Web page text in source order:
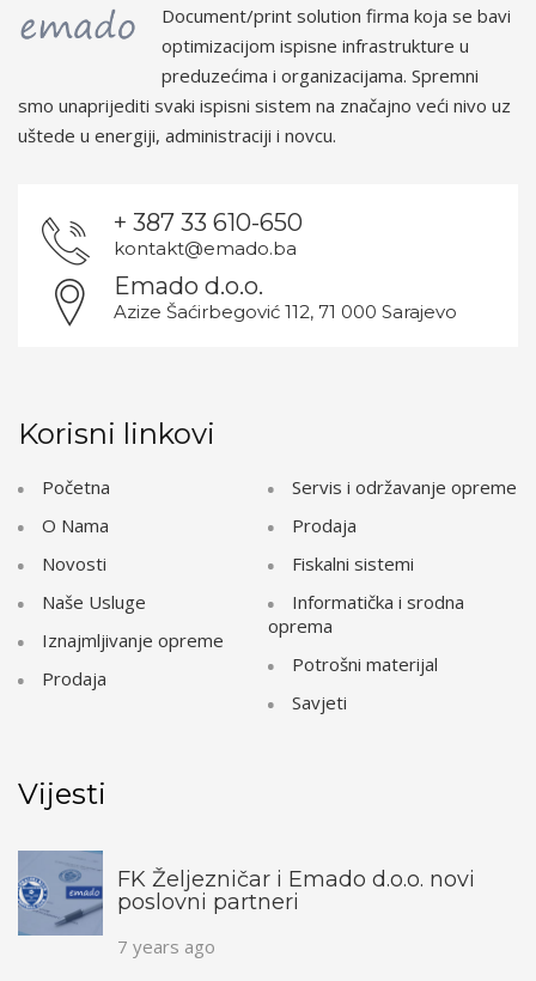
Document/print solution firma koja se bavi
optimizacijom ispisne infrastrukture u
preduzećima i organizacijama. Spremni
smo unaprijediti svaki ispisni sistem na značajno veći nivo uz
uštede u energiji, administraciji i novcu.
+ 387 33 610-650
kontakt@emado.ba
Emado d.o.o.
Azize Šaćirbegović 112, 71 000 Sarajevo
Korisni linkovi
Početna
O Nama
Novosti
Naše Usluge
Iznajmljivanje opreme
Prodaja
Servis i održavanje opreme
Prodaja
Fiskalni sistemi
Informatička i srodna
oprema
Potrošni materijal
Savjeti
Vijesti
FK Željezničar i Emado d.o.o. novi
poslovni partneri
7 years ago